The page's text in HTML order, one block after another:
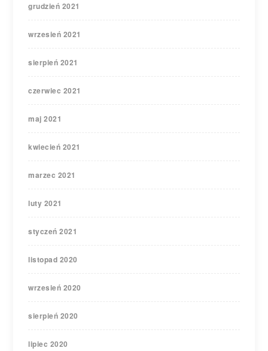
grudzień 2021
wrzesień 2021
sierpień 2021
czerwiec 2021
maj 2021
kwiecień 2021
marzec 2021
luty 2021
styczeń 2021
listopad 2020
wrzesień 2020
sierpień 2020
lipiec 2020